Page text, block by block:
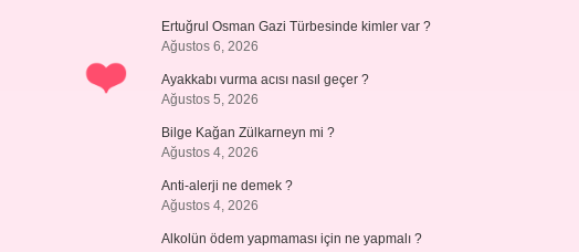
Ertuğrul Osman Gazi Türbesinde kimler var ?
Ağustos 6, 2026
Ayakkabı vurma acısı nasıl geçer ?
Ağustos 5, 2026
Bilge Kağan Zülkarneyn mi ?
Ağustos 4, 2026
Anti-alerji ne demek ?
Ağustos 4, 2026
Alkolün ödem yapmaması için ne yapmalı ?